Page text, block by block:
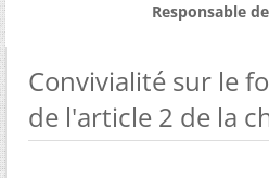
Responsable
Convivialité sur le
de l'article 2 de la